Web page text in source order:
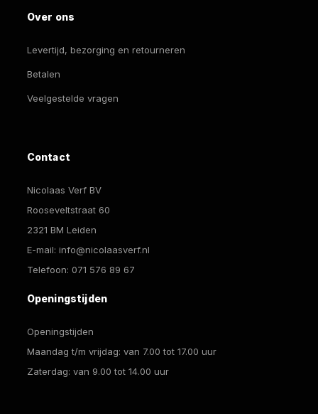
Over ons
Levertijd, bezorging en retourneren
Betalen
Veelgestelde vragen
Contact
Nicolaas Verf BV
Rooseveltstraat 60
2321 BM Leiden
E-mail: info@nicolaasverf.nl
Telefoon: 071 576 89 67
Openingstijden
Openingstijden
Maandag t/m vrijdag: van 7.00 tot 17.00 uur
Zaterdag: van 9.00 tot 14.00 uur